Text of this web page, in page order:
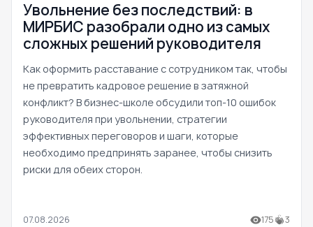
Увольнение без последствий: в
МИРБИС разобрали одно из самых
сложных решений руководителя
Как оформить расставание с сотрудником так, чтобы
не превратить кадровое решение в затяжной
конфликт? В бизнес-школе обсудили топ-10 ошибок
руководителя при увольнении, стратегии
эффективных переговоров и шаги, которые
необходимо предпринять заранее, чтобы снизить
риски для обеих сторон.
07.08.2026 175 3